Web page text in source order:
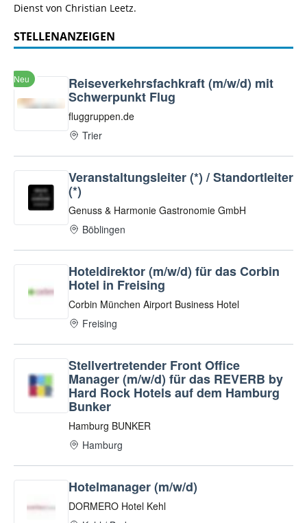
Dienst von Christian Leetz.
STELLENANZEIGEN